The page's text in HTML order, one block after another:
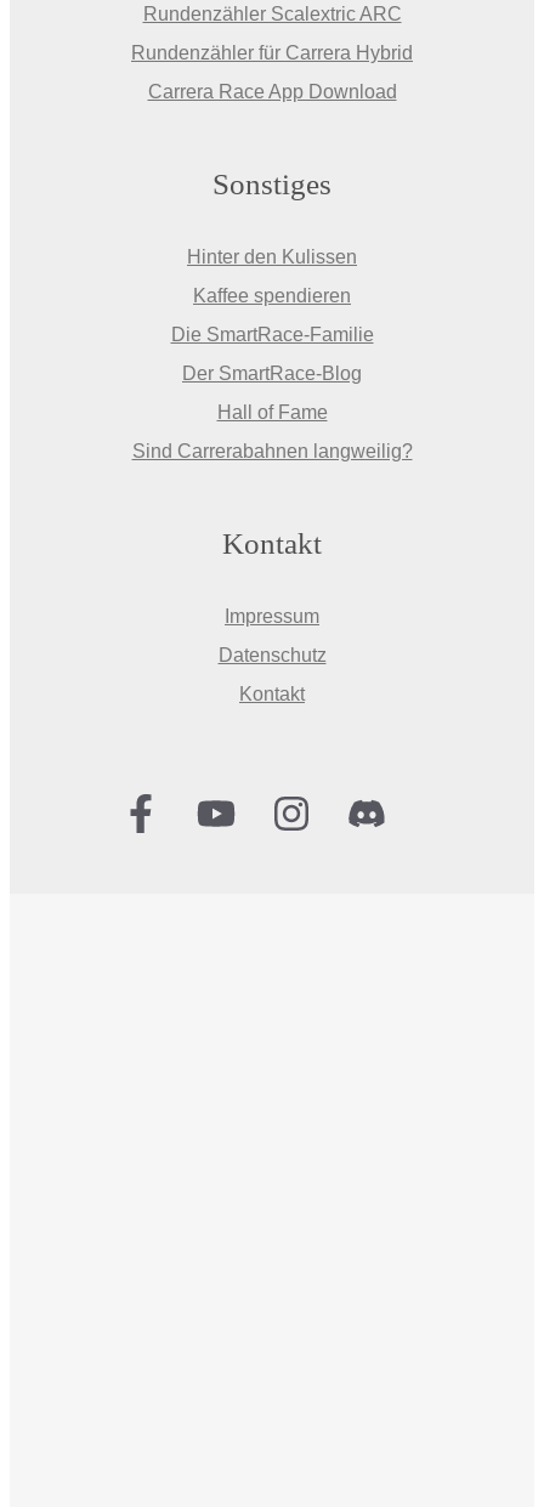
Rundenzähler Scalextric ARC
Rundenzähler für Carrera Hybrid
Carrera Race App Download
Sonstiges
Hinter den Kulissen
Kaffee spendieren
Die SmartRace-Familie
Der SmartRace-Blog
Hall of Fame
Sind Carrerabahnen langweilig?
Kontakt
Impressum
Datenschutz
Kontakt